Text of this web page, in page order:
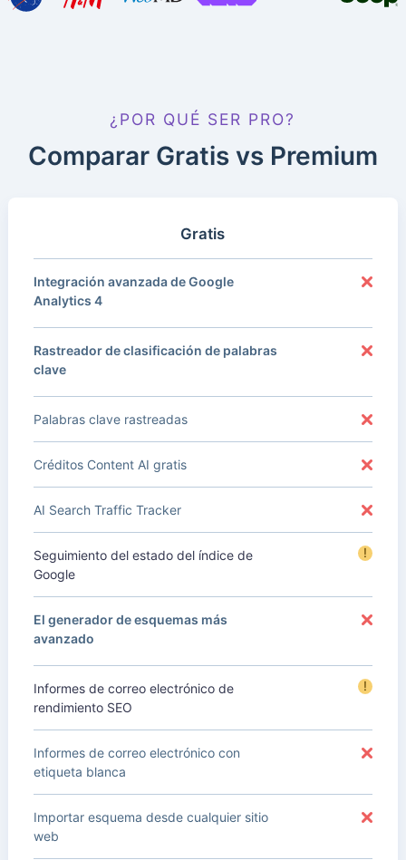
¿POR QUÉ SER PRO?
Comparar Gratis vs Premium
Gratis
Integración avanzada de Google
Analytics 4
Rastreador de clasificación de palabras
clave
Palabras clave rastreadas
Créditos Content AI gratis
AI Search Traffic Tracker
Seguimiento del estado del índice de
Google
!
El generador de esquemas más
avanzado
Informes de correo electrónico de
rendimiento SEO
!
Informes de correo electrónico con
etiqueta blanca
Importar esquema desde cualquier sitio
web